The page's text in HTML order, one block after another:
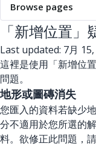
Browse pages
「新增位置」
Last updated: 7月
這裡是使用「新增位
問題。
地形或圖磚消失
您匯入的資料若缺少
分不適用於您所選的
料。欲修正此問題，